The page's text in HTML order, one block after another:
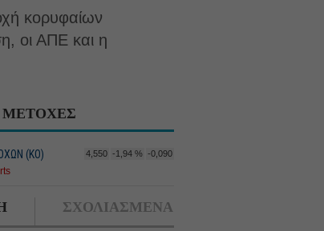
κορυφαίων
οι ΑΠΕ και η
ΜΕΤΟΧΕΣ
(KO) 4,550 -1,94 % -0,090
ΣΧΟΛΙΑΣΜΕΝΑ